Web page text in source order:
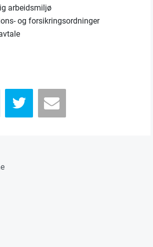
arbeidsmiljø
og forsikringsordninger